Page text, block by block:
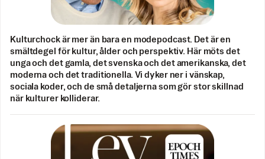
Kulturchock är mer än bara en modepodcast. Det är en
smältdegel för kultur, ålder och perspektiv. Här möts det
unga och det gamla, det svenska och det amerikanska, det
moderna och det traditionella. Vi dyker ner i vänskap,
sociala koder, och de små detaljerna som gör stor skillnad
när kulturer kolliderar.